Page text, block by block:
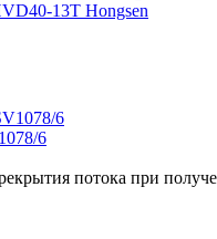
13T Hongsen
6
потока при